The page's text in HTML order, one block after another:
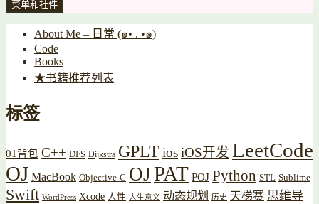
菜单和挂件
About Me – 日常 (๑• . •๑)
Code
Books
★书籍推荐列表
标签
01背包 C++ DFS Dijkstra GPLTiosiOS开发 LeetCode
OJ MacBook Objective-C OJPAT POJ Python STL Sublime
Swift WordPress Xcode 人性 人生意义 动态规划 历史 天梯赛 思维导